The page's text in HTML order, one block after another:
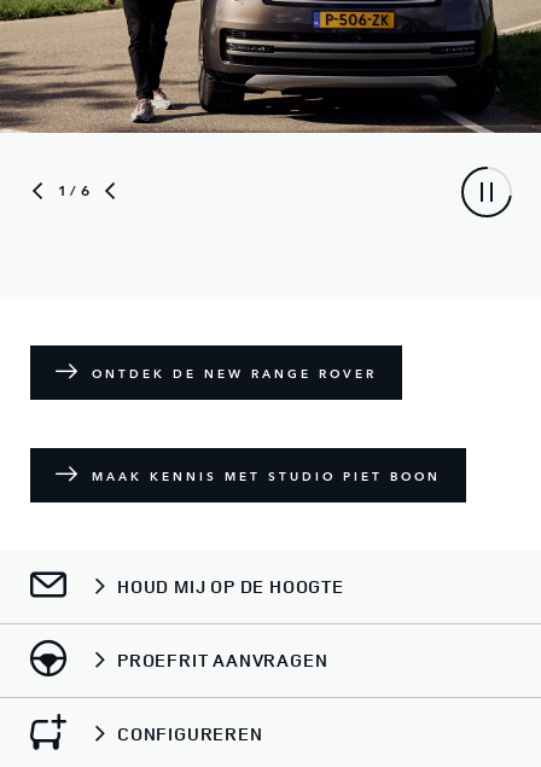
1 / 6
ONTDEK DE NEW RANGE ROVER
MAAK KENNIS MET STUDIO PIET BOON
HOUD MIJ OP DE HOOGTE
PROEFRIT AANVRAGEN
CONFIGUREREN